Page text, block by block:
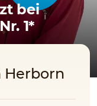
bei
1*
Herborn